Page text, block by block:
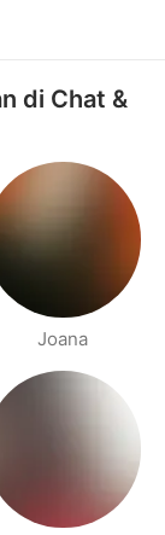
di Chat &
Joana